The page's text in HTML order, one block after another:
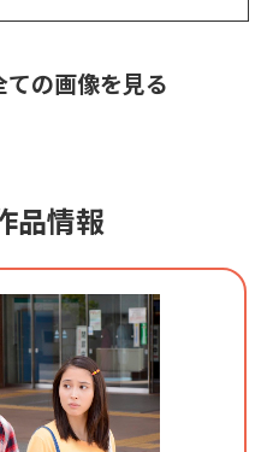
ての画像を見る
品情報